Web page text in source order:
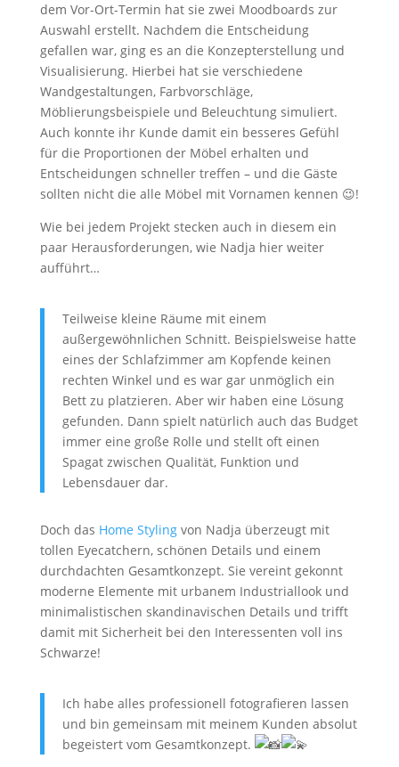
dem Vor-Ort-Termin hat sie zwei Moodboards zur
Auswahl erstellt. Nachdem die Entscheidung
gefallen war, ging es an die Konzepterstellung und
Visualisierung. Hierbei hat sie verschiedene
Wandgestaltungen, Farbvorschläge,
Möblierungsbeispiele und Beleuchtung simuliert.
Auch konnte ihr Kunde damit ein besseres Gefühl
für die Proportionen der Möbel erhalten und
Entscheidungen schneller treffen – und die Gäste
sollten nicht die alle Möbel mit Vornamen kennen 😉!
Wie bei jedem Projekt stecken auch in diesem ein
paar Herausforderungen, wie Nadja hier weiter
aufführt…
Teilweise kleine Räume mit einem
außergewöhnlichen Schnitt. Beispielsweise hatte
eines der Schlafzimmer am Kopfende keinen
rechten Winkel und es war gar unmöglich ein
Bett zu platzieren. Aber wir haben eine Lösung
gefunden. Dann spielt natürlich auch das Budget
immer eine große Rolle und stellt oft einen
Spagat zwischen Qualität, Funktion und
Lebensdauer dar.
Doch das Home Stylingvon Nadja überzeugt mit
tollen Eyecatchern, schönen Details und einem
durchdachten Gesamtkonzept. Sie vereint gekonnt
moderne Elemente mit urbanem Industriallook und
minimalistischen skandinavischen Details und trifft
damit mit Sicherheit bei den Interessenten voll ins
Schwarze!
Ich habe alles professionell fotografieren lassen
und bin gemeinsam mit meinem Kunden absolut
begeistert vom Gesamtkonzept.